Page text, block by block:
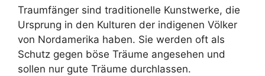
Traumfänger sind traditionelle Kunstwerke, die
Ursprung in den Kulturen der indigenen Völker
von Nordamerika haben. Sie werden oft als
Schutz gegen böse Träume angesehen und
sollen nur gute Träume durchlassen.